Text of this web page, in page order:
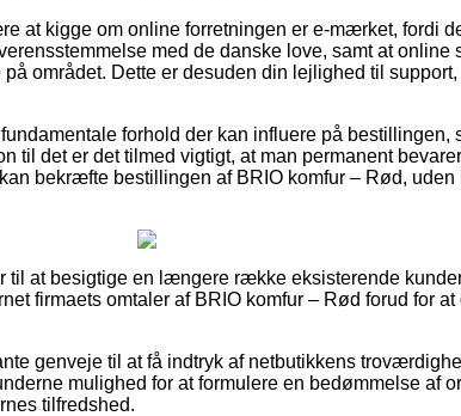
at kigge om online forretningen er e-mærket, fordi
med de danske love, samt at online
området. Dette er desuden din lejlighed til
forhold der kan influere på bestillingen,
til det er det tilmed vigtigt, at man permanent
bekræfte bestillingen af BRIO komfur – Rød, uden
til at besigtige en længere række eksisterende
firmaets omtaler af BRIO komfur – Rød forud for
genveje til at få indtryk af netbutikkens
mulighed for at formulere en bedømmelse af
tilfredshed.